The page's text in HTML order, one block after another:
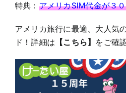
特典： アメリカSIM代金が３
アメリカ旅行に最適、大人気
ド！詳細は 【こちら】 をご確